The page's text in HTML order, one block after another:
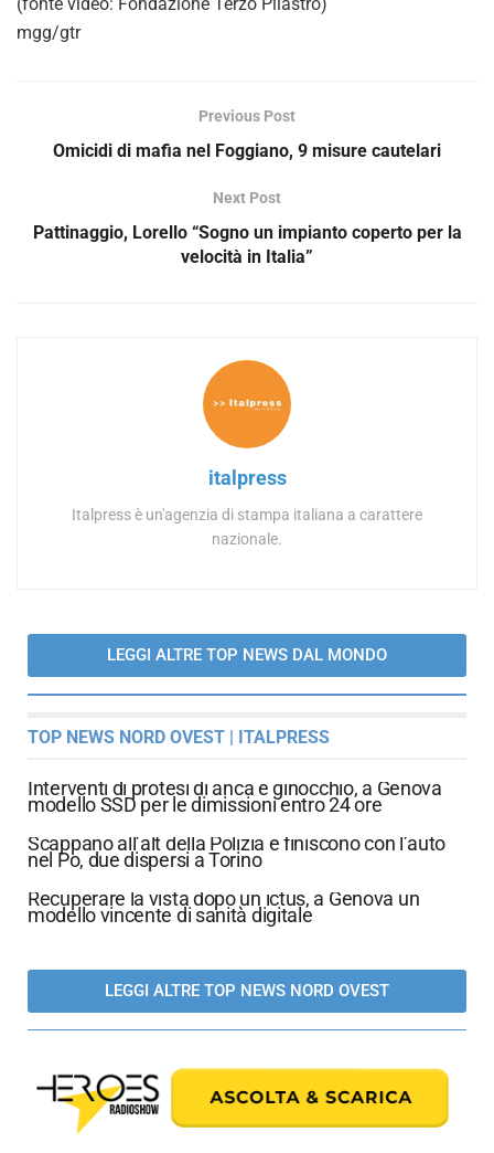
mgg/gtr
Previous Post
Omicidi di mafia nel Foggiano, 9 misure cautelari
Next Post
Pattinaggio, Lorello “Sogno un impianto coperto per la
velocità in Italia”
italpress
Italpress è un'agenzia di stampa italiana a carattere
nazionale.
LEGGI ALTRE TOP NEWS DAL MONDO
TOP NEWS NORD OVEST | ITALPRESS
Interventi di protesi di anca e ginocchio, a Genova
modello SSD per le dimissioni entro 24 ore
Scappano all’alt della Polizia e finiscono con l’auto
nel Po, due dispersi a Torino
Recuperare la vista dopo un ictus, a Genova un
modello vincente di sanità digitale
LEGGI ALTRE TOP NEWS NORD OVEST